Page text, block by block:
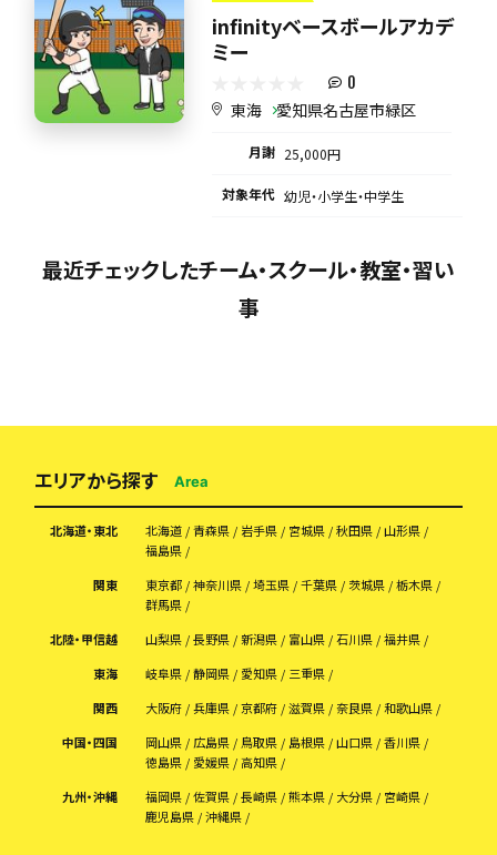
infinityベースボールアカデ
ミー
0
東海 愛知県名古屋市緑区
月謝 25,000円
対象年代 幼児・小学生・中学生
最近チェックしたチーム・スクール・教室・習い
事
エリアから探す Area
北海道・東北 北海道 青森県 岩手県 宮城県 秋田県
山形県
福島県
関東
東京都 神奈川県 埼玉県 千葉県 茨城県
栃木県
群馬県
北陸・甲信越
山梨県 長野県 新潟県 富山県 石川県
福井県
東海
岐阜県 静岡県 愛知県
三重県
関西
大阪府 兵庫県 京都府 滋賀県 奈良県
和歌山県
中国・四国
岡山県 広島県 鳥取県 島根県 山口県
香川県
徳島県
愛媛県
高知県
九州・沖縄
福岡県 佐賀県 長崎県 熊本県 大分県
宮崎県
鹿児島県
沖縄県